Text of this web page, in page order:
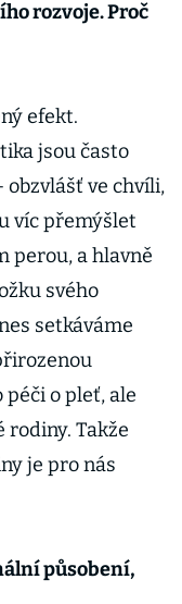
rozvoje. Proč
efekt.
jsou často
obzvlášť ve chvíli,
víc přemýšlet
perou, a hlavně
svého
setkáváme
o pleť, ale
rodiny. Takže
je pro nás
působení,